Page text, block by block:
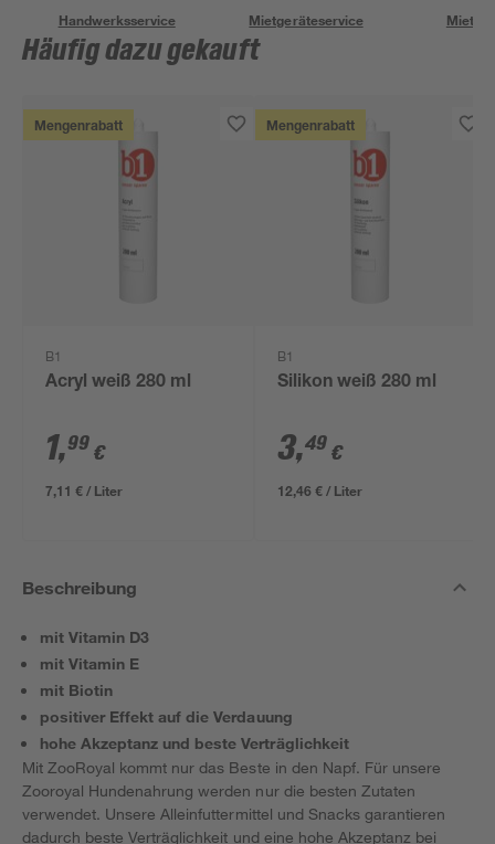
Handwerksservice Mietgeräteservice
Häufig dazu gekauft
Mengenrabatt
B1
Acryl weiß 280 ml
1,99 €
7,11 € / Liter
Mengenrabatt
B1
Silikon weiß 280 ml
3,49 €
12,46 € / Liter
Beschreibung
mit Vitamin D3
mit Vitamin E
mit Biotin
positiver Effekt auf die Verdauung
hohe Akzeptanz und beste Verträglichkeit
Mit ZooRoyal kommt nur das Beste in den Napf. Für unsere
Zooroyal Hundenahrung werden nur die besten Zutaten
verwendet. Unsere Alleinfuttermittel und Snacks garantieren
dadurch beste Verträglichkeit und eine hohe Akzeptanz bei